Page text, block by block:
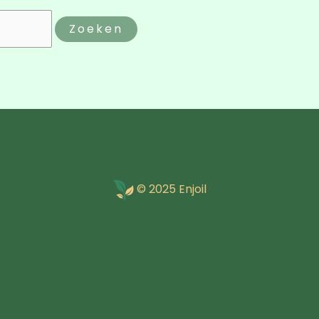
© 2025 Enjoil